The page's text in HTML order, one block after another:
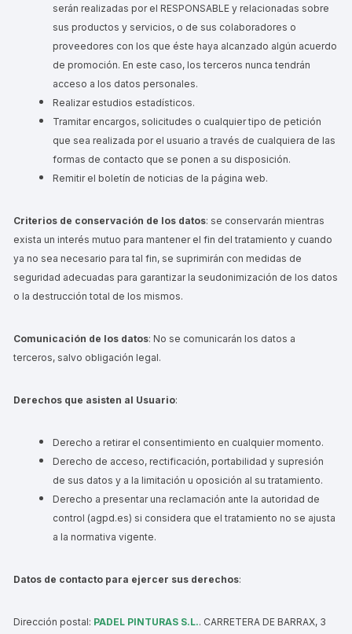
serán realizadas por el RESPONSABLE y relacionadas sobre
sus productos y servicios, o de sus colaboradores o
proveedores con los que éste haya alcanzado algún acuerdo
de promoción. En este caso, los terceros nunca tendrán
acceso a los datos personales.
Realizar estudios estadísticos.
Tramitar encargos, solicitudes o cualquier tipo de petición
que sea realizada por el usuario a través de cualquiera de las
formas de contacto que se ponen a su disposición.
Remitir el boletín de noticias de la página web.
Criterios de conservación de los datos: se conservarán mientras
exista un interés mutuo para mantener el fin del tratamiento y cuando
ya no sea necesario para tal fin, se suprimirán con medidas de
seguridad adecuadas para garantizar la seudonimización de los datos
o la destrucción total de los mismos.
Comunicación de los datos: No se comunicarán los datos a
terceros, salvo obligación legal.
Derechos que asisten al Usuario:
Derecho a retirar el consentimiento en cualquier momento.
Derecho de acceso, rectificación, portabilidad y supresión
de sus datos y a la limitación u oposición al su tratamiento.
Derecho a presentar una reclamación ante la autoridad de
control (agpd.es) si considera que el tratamiento no se ajusta
a la normativa vigente.
Datos de contacto para ejercer sus derechos:
Dirección postal: PADEL PINTURAS S.L.. CARRETERA DE BARRAX, 3